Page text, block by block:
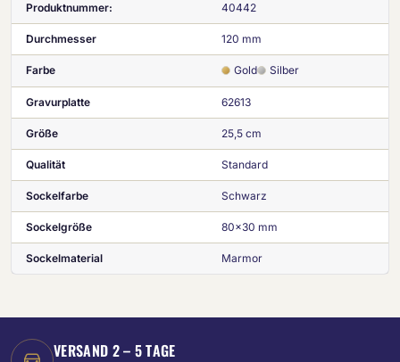
Produktnummer: 40442
Durchmesser 120 mm
Farbe Gold Silber
Gravurplatte 62613
Größe 25,5 cm
Qualität Standard
Sockelfarbe Schwarz
Sockelgröße 80x30 mm
Sockelmaterial Marmor
VERSAND 2 – 5 TAGE